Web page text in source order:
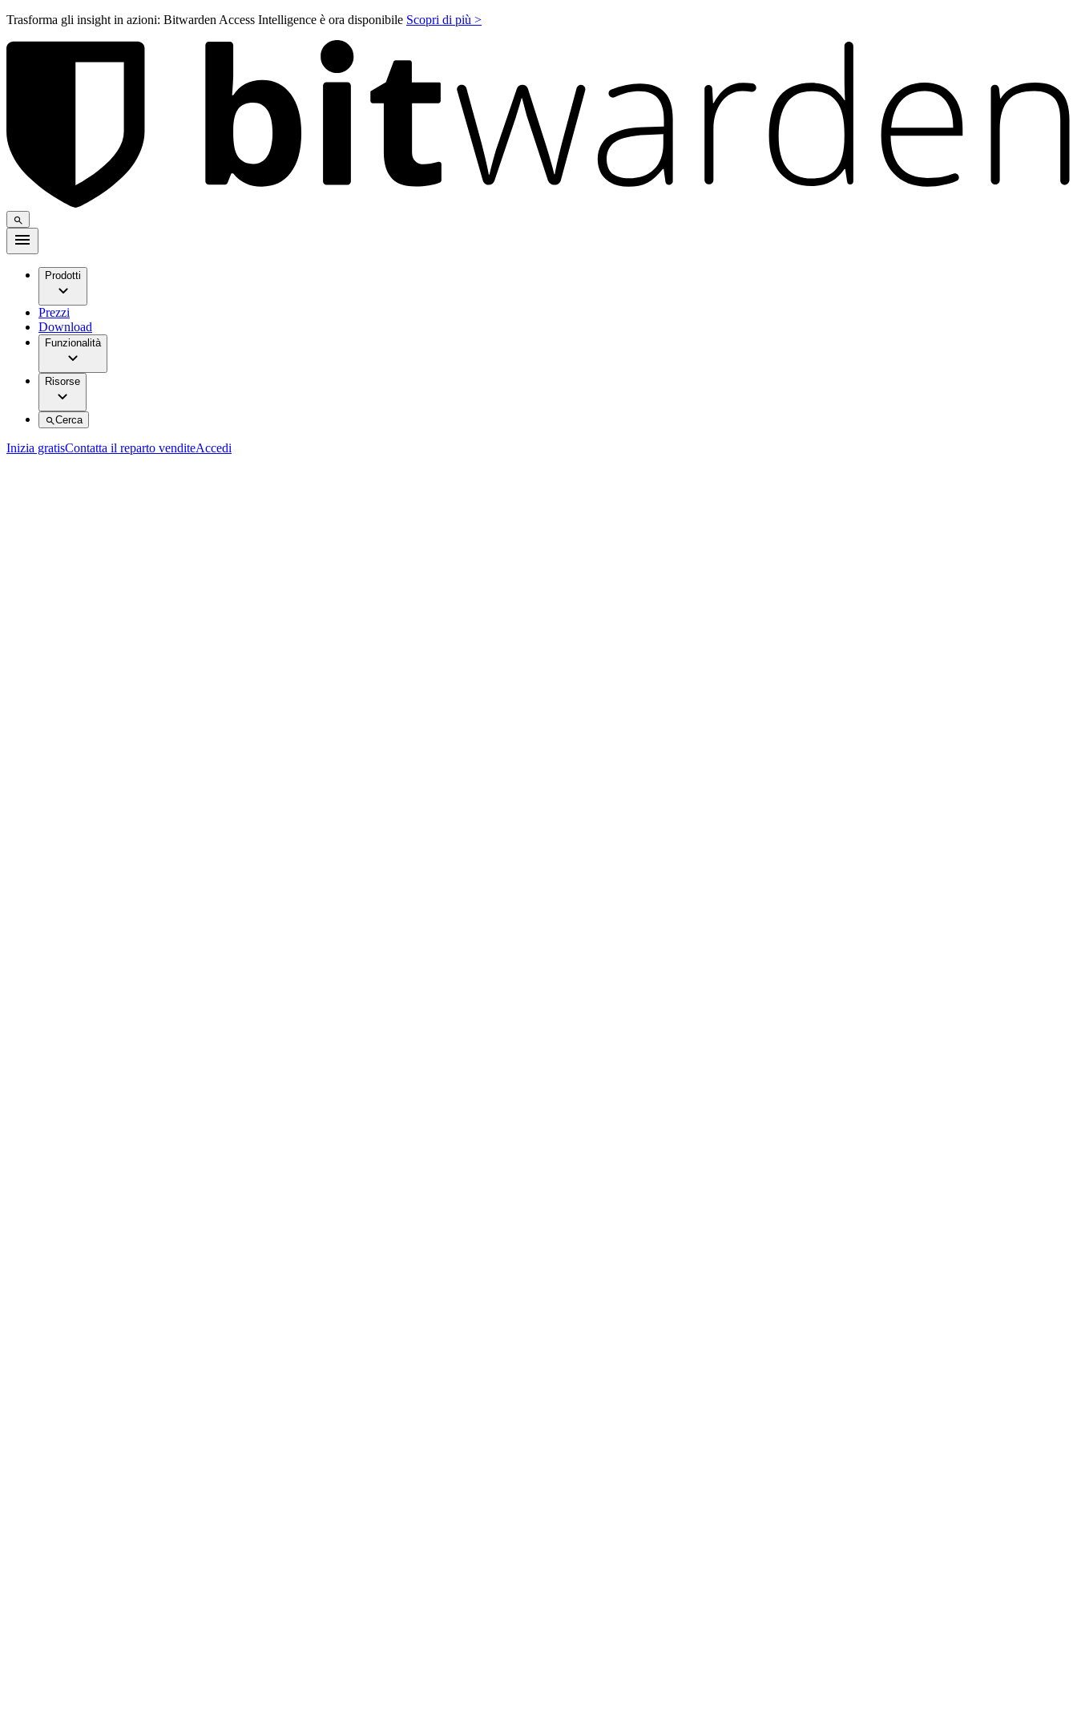
Trasforma gli insight in azioni: Bitwarden Access Intelligence è ora disponibile Scopri di più >
Prodotti
Prezzi
Download
Funzionalità
Risorse
Cerca
Inizia gratisContatta il reparto venditeAccedi